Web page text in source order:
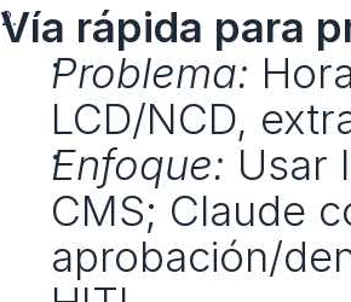
Vía rápida para
Problema:
LCD/NCD,
Enfoque: Usar
CMS; Claude
aprobación/